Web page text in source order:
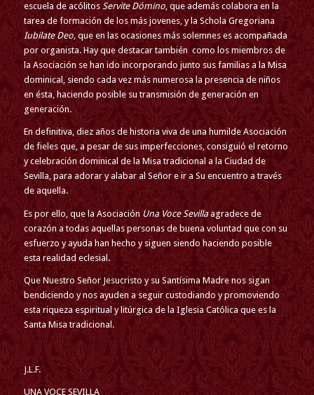
escuela de acólitos Servite Dómino, que además colabora en la
tarea de formación de los más jovenes, y la Schola Gregoriana
Iubilate Deo,que en las ocasiones más solemnes es acompañada
por organista. Hay que destacar también como los miembros de
la Asociación se han ido incorporando junto sus familias a la Misa
dominical, siendo cada vez más numerosa la presencia de niños
en ésta, haciendo posible su transmisión de generación en
generación.
En definitiva, diez años de historia viva de una humilde Asociación
de fieles que, a pesar de sus imperfecciones, consiguió el retorno
y celebración dominical de la Misa tradicional a la Ciudad de
Sevilla, para adorar y alabar al Señor e ir a Su encuentro a través
de aquella.
Es por ello, que la Asociación Una Voce Sevillaagradece de
corazón a todas aquellas personas de buena voluntad que con su
esfuerzo y ayuda han hecho y siguen siendo haciendo posible
esta realidad eclesial.
Que Nuestro Señor Jesucristo y su Santísima Madre nos sigan
bendiciendo y nos ayuden a seguir custodiando y promoviendo
esta riqueza espiritual y litúrgica de la Iglesia Católica que es la
Santa Misa tradicional.
J.L.F.
UNA VOCE SEVILLA